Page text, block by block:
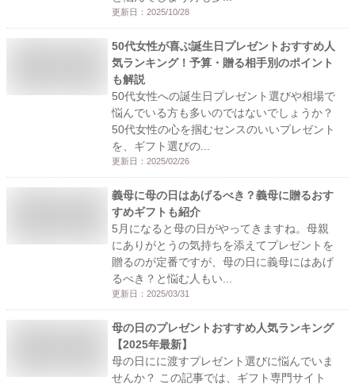
更新日： 2025/10/28
50代女性が喜ぶ誕生日プレゼントおすすめ人
気ランキング！予算・贈る相手別のポイント
も解説
50代女性への誕生日プレゼント選びや相場で
悩んでいる方も多いのではないでしょうか？
50代女性の心を掴むセンスのいいプレゼント
を、ギフト選びの...
更新日： 2025/02/26
義母に母の日はあげるべき？義母に贈るおす
すめギフトも紹介
5月になると母の日がやってきますね。母親
にありがとうの気持ちを添えてプレゼントを
贈るのが定番ですが、母の日に義母にはあげ
るべき？と悩む人もい...
更新日： 2025/03/31
母の日のプレゼントおすすめ人気ランキング
【2025年最新】
母の日にに渡すプレゼント選びに悩んでいま
せんか？ この記事では、ギフト専門サイト